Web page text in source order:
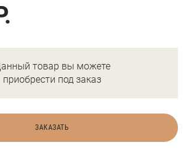
товар вы можете
приобрести под заказ
ЗАКАЗАТЬ